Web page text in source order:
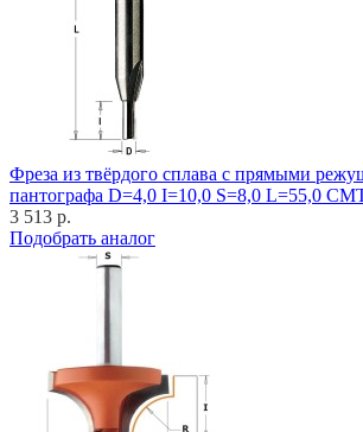
Фреза из твёрдого сплава с прямыми
пантографа D=4,0 I=10,0 S=8,0 L=55,0
3 513 р.
Подобрать аналог